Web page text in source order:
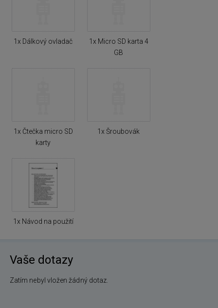
1x Dálkový ovladač
1x Micro SD karta 4
GB
1x Čtečka micro SD
karty
1x Šroubovák
1x Návod na použití
Vaše dotazy
Zatím nebyl vložen žádný dotaz.